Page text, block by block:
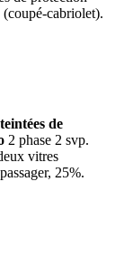
(coupé-cabriolet).
de
2 phase 2 svp.
vitres
25%.